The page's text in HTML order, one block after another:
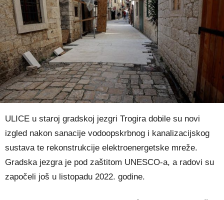
ULICE u staroj gradskoj jezgri Trogira dobile su novi
izgled nakon sanacije vodoopskrbnog i kanalizacijskog
sustava te rekonstrukcije elektroenergetske mreže.
Gradska jezgra je pod zaštitom UNESCO-a, a radovi su
započeli još u listopadu 2022. godine.